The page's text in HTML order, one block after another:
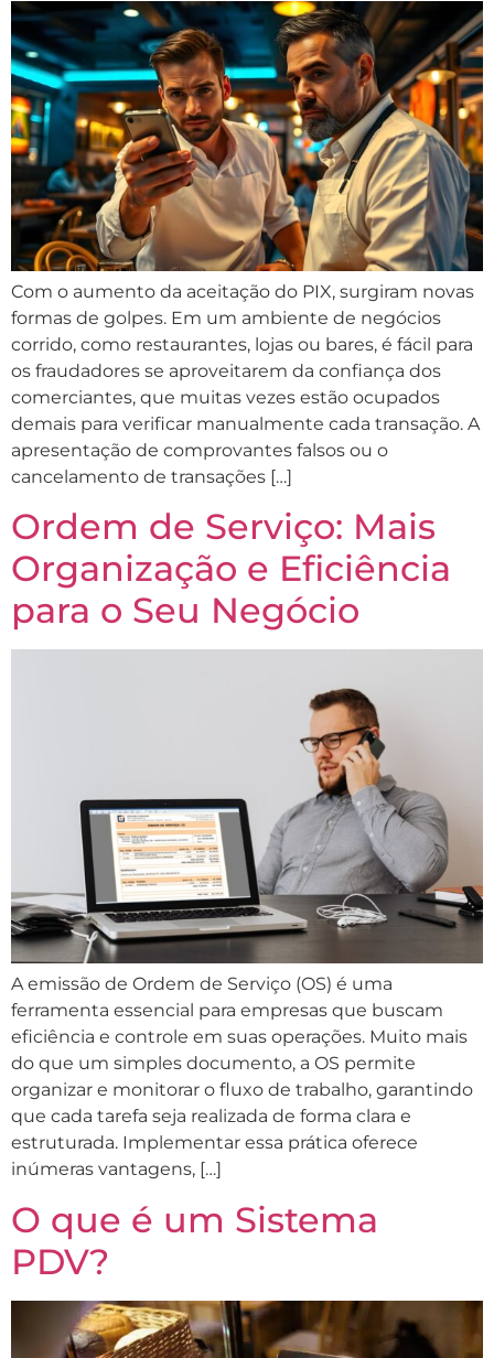
Com o aumento da aceitação do PIX, surgiram novas
formas de golpes. Em um ambiente de negócios
corrido, como restaurantes, lojas ou bares, é fácil para
os fraudadores se aproveitarem da confiança dos
comerciantes, que muitas vezes estão ocupados
demais para verificar manualmente cada transação. A
apresentação de comprovantes falsos ou o
cancelamento de transações […]
Ordem de Serviço: Mais
Organização e Eficiência
para o Seu Negócio
A emissão de Ordem de Serviço (OS) é uma
ferramenta essencial para empresas que buscam
eficiência e controle em suas operações. Muito mais
do que um simples documento, a OS permite
organizar e monitorar o fluxo de trabalho, garantindo
que cada tarefa seja realizada de forma clara e
estruturada. Implementar essa prática oferece
inúmeras vantagens, […]
O que é um Sistema
PDV?